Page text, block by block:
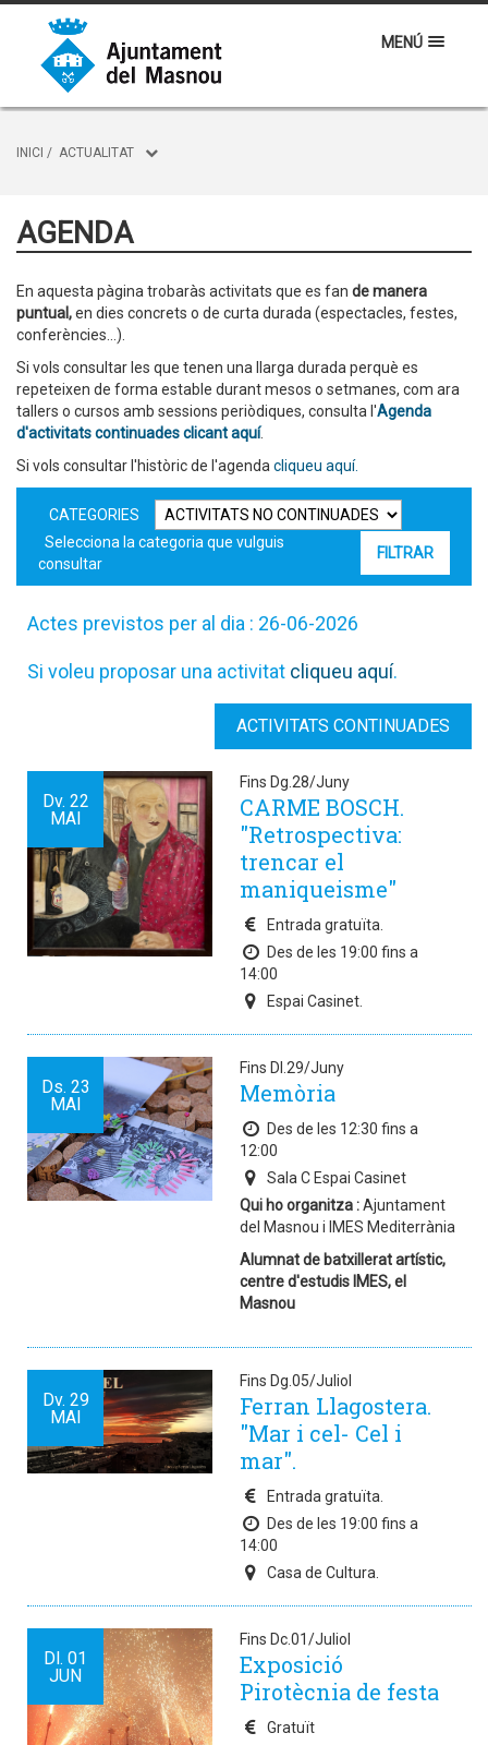
MENÚ
INICI / ACTUALITAT
AGENDA
En aquesta pàgina trobaràs activitats que es fan de manera
puntual,en dies concrets o de curta durada (espectacles, festes,
conferències...).
Si vols consultar les que tenen una llarga durada perquè es
repeteixen de forma estable durant mesos o setmanes, com ara
tallers o cursos amb sessions periòdiques, consulta l'Agenda
d'activitats continuades clicant aquí.
Si vols consultar l'històric de l'agenda cliqueu aquí.
CATEGORIES
Selecciona la categoria que vulguis
consultar
Actes previstos per al dia : 26-06-2026
Si voleu proposar una activitat cliqueu aquí.
ACTIVITATS CONTINUADES
Dv. 22
MAI
Fins Dg.28/Juny
CARME BOSCH.
"Retrospectiva:
trencar el
maniqueisme"
Entrada gratuïta.
Des de les 19:00 fins a
14:00
Espai Casinet.
Ds. 23
MAI
Fins Dl.29/Juny
Memòria
Des de les 12:30 fins a
12:00
Sala C Espai Casinet
Qui ho organitza :Ajuntament
del Masnou i IMES Mediterrània
Alumnat de batxillerat artístic,
centre d'estudis IMES, el
Masnou
Dv. 29
MAI
Fins Dg.05/Juliol
Ferran Llagostera.
"Mar i cel- Cel i
mar".
Entrada gratuïta.
Des de les 19:00 fins a
14:00
Casa de Cultura.
Dl. 01
JUN
Fins Dc.01/Juliol
Exposició
Pirotècnia de festa
Gratuït